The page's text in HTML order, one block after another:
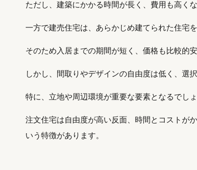
ただし、建築にかかる時間が長く、費用も高く
一方で建売住宅は、あらかじめ建てられた住宅
そのため入居までの期間が短く、価格も比較的
しかし、間取りやデザインの自由度は低く、選
特に、立地や周辺環境が重要な要素となるでしょ
注文住宅は自由度が高い反面、時間とコストが
いう特徴があります。